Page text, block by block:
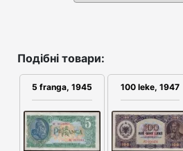
Подібні товари:
5 franga, 1945 100 leke, 1947